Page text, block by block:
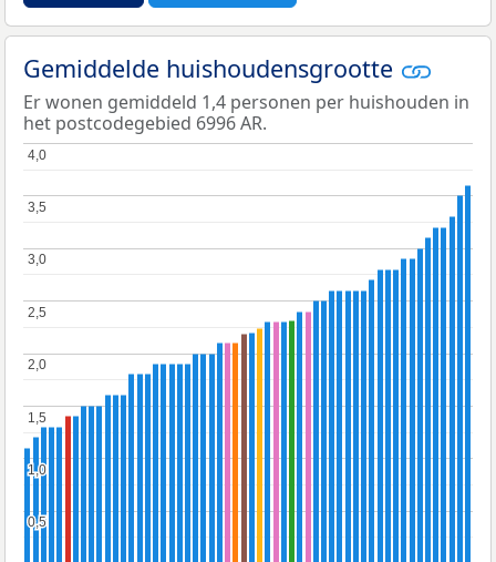
Gemiddelde huishoudensgrootte
Er wonen gemiddeld 1,4 personen per huishouden in
het postcodegebied 6996 AR.
0,5
0,5
1,0
1,0
1,5
1,5
2,0
2,0
2,5
2,5
3,0
3,0
3,5
3,5
4,0
4,0